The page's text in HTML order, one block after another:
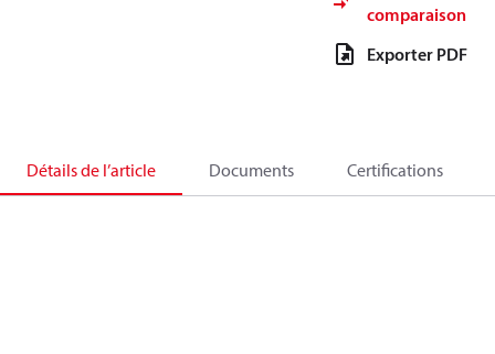
comparaison
Exporter PDF
Détails de l’article Documents Certifications